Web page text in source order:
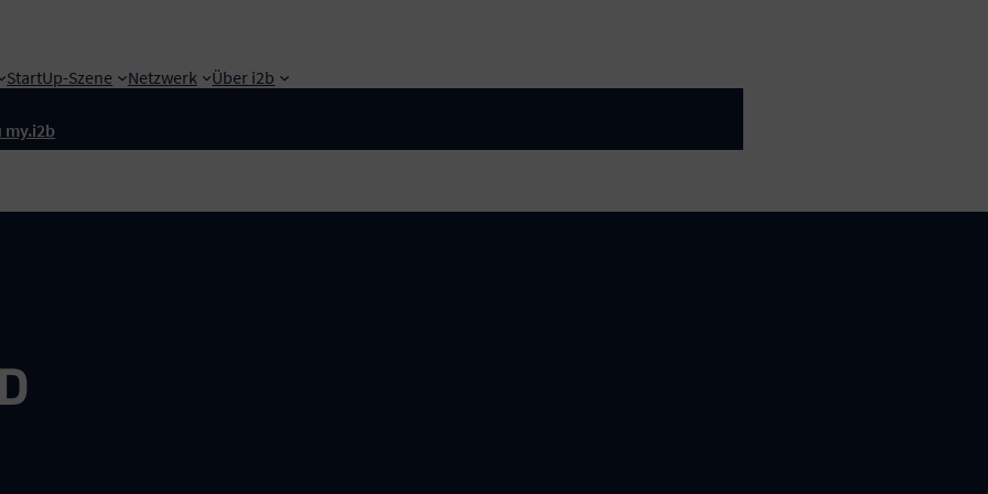
StartUp-Szene Netzwerk
Über i2b